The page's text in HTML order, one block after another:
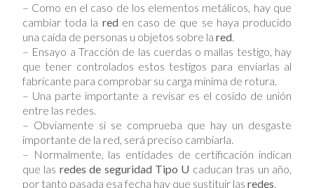
– Como en el caso de los elementos metálicos, hay que
cambiar toda la red en caso de que se haya producido
una caída de personas u objetos sobre la red.
– Ensayo a Tracción de las cuerdas o mallas testigo, hay
que tener controlados estos testigos para enviarlas al
fabricante para comprobar su carga mínima de rotura.
– Una parte importante a revisar es el cosido de unión
entre las redes.
– Obviamente si se comprueba que hay un desgaste
importante de la red, será preciso cambiarla.
– Normalmente, las entidades de certificación indican
que las redes de seguridad Tipo U caducan tras un año,
por tanto pasada esa fecha hay que sustituir las redes.